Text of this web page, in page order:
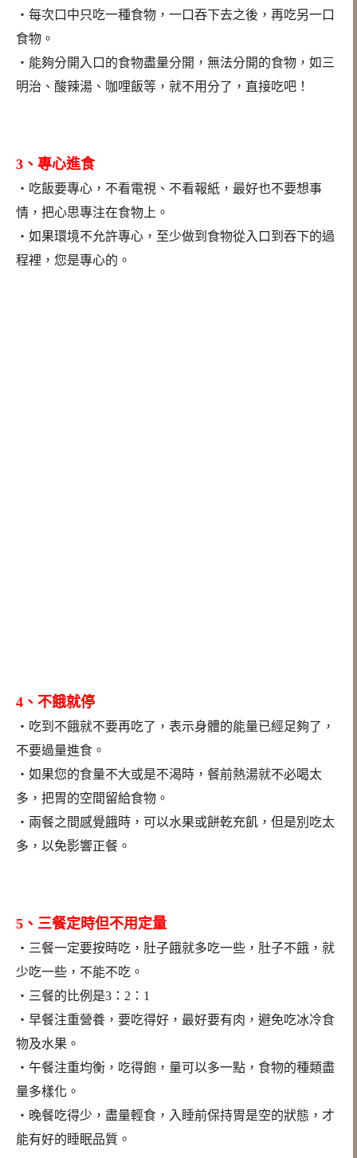
‧每次口中只吃一種食物，一口吞下去之後，再吃另一口
食物。
‧能夠分開入口的食物盡量分開，無法分開的食物，如三
明治、酸辣湯、咖哩飯等，就不用分了，直接吃吧！
3、專心進食
‧吃飯要專心，不看電視、不看報紙，最好也不要想事
情，把心思專注在食物上。
‧如果環境不允許專心，至少做到食物從入口到吞下的過
程裡，您是專心的。
4、不餓就停
‧吃到不餓就不要再吃了，表示身體的能量已經足夠了，
不要過量進食。
‧如果您的食量不大或是不渴時，餐前熱湯就不必喝太
多，把胃的空間留給食物。
‧兩餐之間感覺餓時，可以水果或餅乾充飢，但是別吃太
多，以免影響正餐。
5、三餐定時但不用定量
‧三餐一定要按時吃，肚子餓就多吃一些，肚子不餓，就
少吃一些，不能不吃。
‧三餐的比例是3：2：1
‧早餐注重營養，要吃得好，最好要有肉，避免吃冰冷食
物及水果。
‧午餐注重均衡，吃得飽，量可以多一點，食物的種類盡
量多樣化。
‧晚餐吃得少，盡量輕食，入睡前保持胃是空的狀態，才
能有好的睡眠品質。